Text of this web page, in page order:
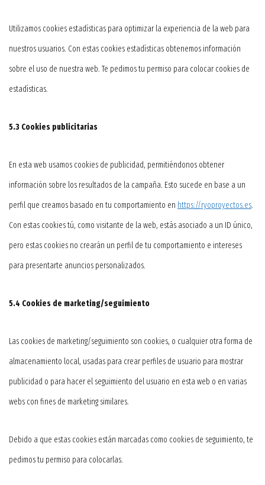
Utilizamos cookies estadísticas para optimizar la experiencia de la web para
nuestros usuarios. Con estas cookies estadísticas obtenemos información
sobre el uso de nuestra web. Te pedimos tu permiso para colocar cookies de
estadísticas.
5.3 Cookies publicitarias
En esta web usamos cookies de publicidad, permitiéndonos obtener
información sobre los resultados de la campaña. Esto sucede en base a un
perfil que creamos basado en tu comportamiento en https://ryoproyectos.es.
Con estas cookies tú, como visitante de la web, estás asociado a un ID único,
pero estas cookies no crearán un perfil de tu comportamiento e intereses
para presentarte anuncios personalizados.
5.4 Cookies de marketing/seguimiento
Las cookies de marketing/seguimiento son cookies, o cualquier otra forma de
almacenamiento local, usadas para crear perfiles de usuario para mostrar
publicidad o para hacer el seguimiento del usuario en esta web o en varias
webs con fines de marketing similares.
Debido a que estas cookies están marcadas como cookies de seguimiento, te
pedimos tu permiso para colocarlas.